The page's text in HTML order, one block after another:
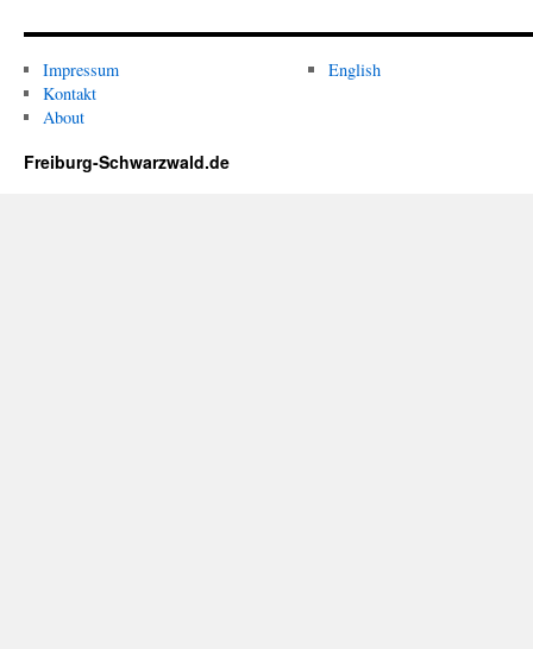
Impressum
Kontakt
About
English
Freiburg-Schwarzwald.de